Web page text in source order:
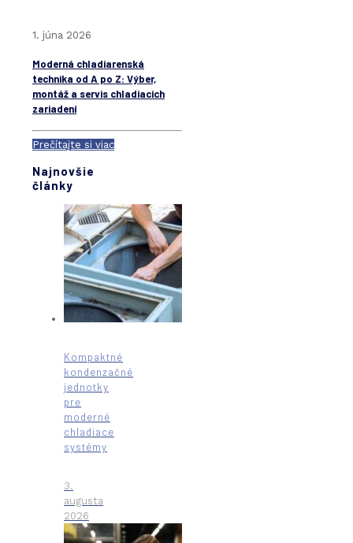
1. júna 2026
Moderná chladiarenská
technika od A po Z: Výber,
montáž a servis chladiacich
zariadení
Prečítajte si viac
Najnovšie
články
Kompaktné
kondenzačné
jednotky
pre
moderné
chladiace
systémy
3.
augusta
2026